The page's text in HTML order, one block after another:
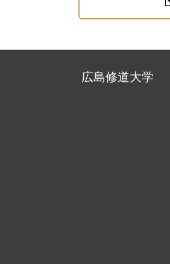
広島修道大学